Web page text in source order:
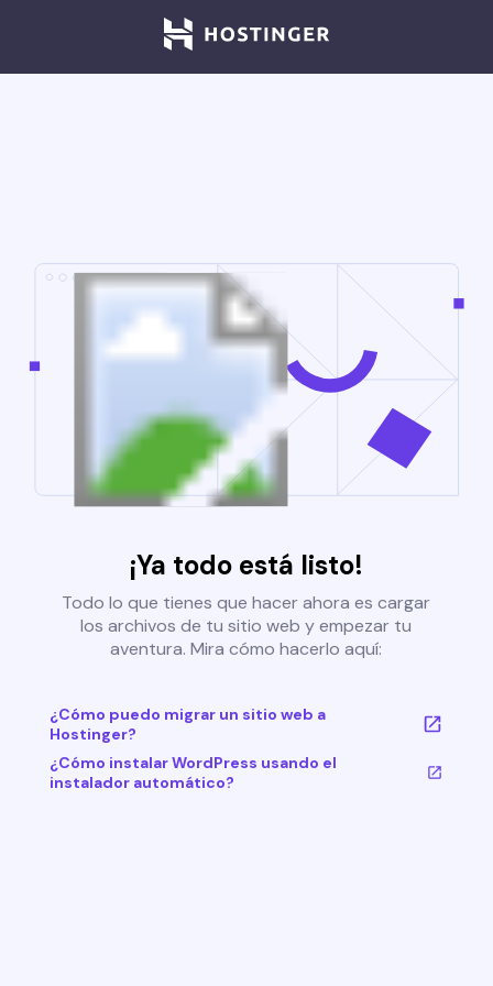
¡Ya todo está listo!
Todo lo que tienes que hacer ahora es cargar
los archivos de tu sitio web y empezar tu
aventura. Mira cómo hacerlo aquí:
¿Cómo puedo migrar un sitio web a
Hostinger?
¿Cómo instalar WordPress usando el
instalador automático?